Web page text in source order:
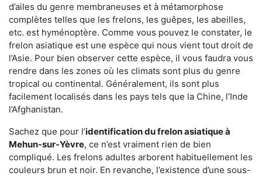
d’ailes du genre membraneuses et à métamorphose
complètes telles que les frelons, les guêpes, les abeilles,
etc. est hyménoptère. Comme vous pouvez le constater, le
frelon asiatique est une espèce qui nous vient tout droit de
l’Asie. Pour bien observer cette espèce, il vous faudra vous
rendre dans les zones où les climats sont plus du genre
tropical ou continental. Généralement, ils sont plus
facilement localisés dans les pays tels que la Chine, l’Inde
l’Afghanistan.
Sachez que pour l’identification du frelon asiatiqueà
Mehun-sur-Yèvre, ce n’est vraiment rien de bien
compliqué. Les frelons adultes arborent habituellement les
couleurs brun et noir. En revanche, l’existence d’une sous-